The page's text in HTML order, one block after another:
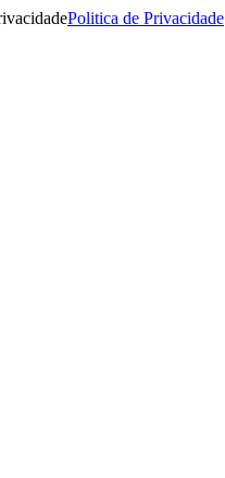
Politica de Privacidade